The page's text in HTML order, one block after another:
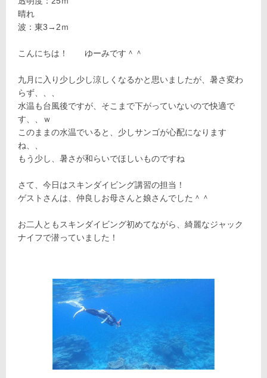
晴れ
波：東3→2ｍ
こんにちは！ ゆーみです＾＾
九月に入り少し少し涼しくなるかと思いましたが、暑さ変わ
らず、、、
水温も台風後ですが、そこまで下がっていないので快適で
す、、ｗ
このままの水温でいると、少しサンゴが心配になります
ね、、
もう少し、暑さが和らいでほしいものですね
さて、今日はスキンダイビング講習の担当！
ゲストさんは、仲良しお母さんと娘さんでした＾＾
お二人ともスキンダイビング初めてながら、綺麗なジャック
ナイフで潜っていました！